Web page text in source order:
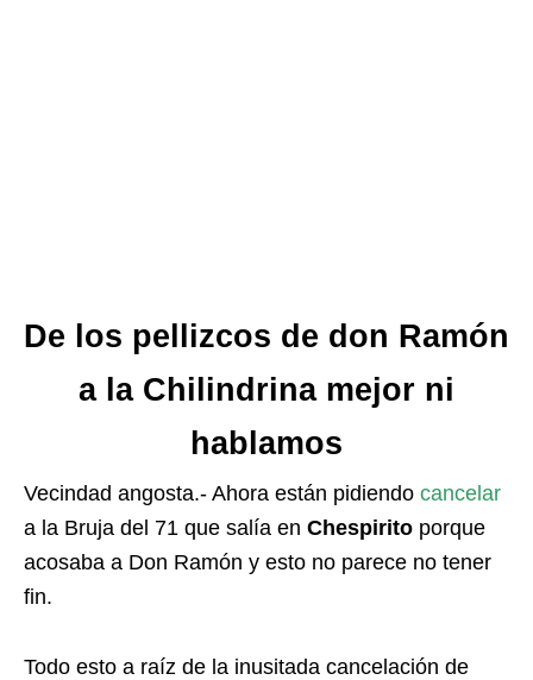
De los pellizcos de don Ramón
a la Chilindrina mejor ni
hablamos
Vecindad angosta.- Ahora están pidiendo cancelar
a la Bruja del 71 que salía en Chespirito porque
acosaba a Don Ramón y esto no parece no tener
fin.
Todo esto a raíz de la inusitada cancelación de